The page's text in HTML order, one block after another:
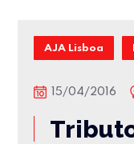
AJA Lisboa
15/04/2016